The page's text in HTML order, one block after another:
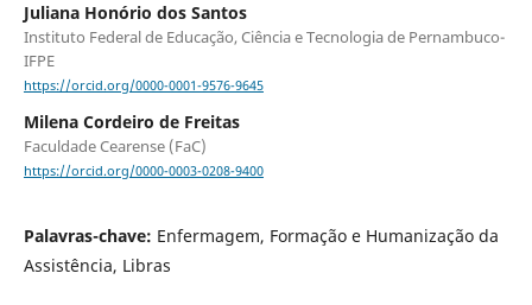
Juliana Honório dos Santos
Instituto Federal de Educação, Ciência e Tecnologia de Pernambuco-
IFPE
https://orcid.org/0000-0001-9576-9645
Milena Cordeiro de Freitas
Faculdade Cearense (FaC)
https://orcid.org/0000-0003-0208-9400
Palavras-chave: Enfermagem, Formação e Humanização da
Assistência, Libras